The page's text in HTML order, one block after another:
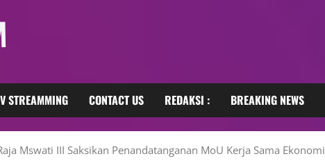
STREAMMING CONTACT US REDAKSI : BREAKING NEWS
Mswati III Saksikan Penandatanganan MoU Kerja Sama Ekonomi